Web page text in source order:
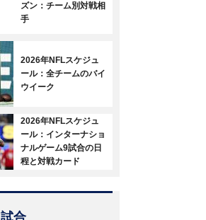
ズン：チーム別対戦相
手
2026年NFLスケジュ
ール：全チームのバイ
ウイーク
2026年NFLスケジュ
ール：インターナショ
ナルゲーム9試合の日
程と対戦カード
試合